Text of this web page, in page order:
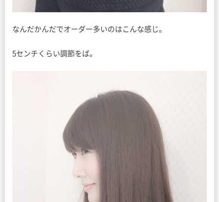
なんだかんだでオーダー多いのはこんな感じ。
5センチくらい調節をば。